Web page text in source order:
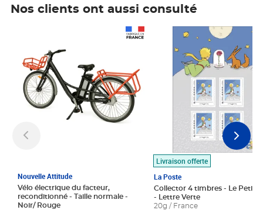
Nos clients ont aussi consulté
Nouvelle Attitude
Vélo électrique du facteur,
reconditionné - Taille normale -
Noir/ Rouge
Livraison offerte
La Poste
Collector 4 timbres - Le Petit
- Lettre Verte
20g / France
Prix 7,50€